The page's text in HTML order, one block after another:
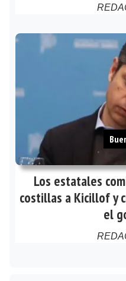
Los estatales
costillas a Kicillof y
el